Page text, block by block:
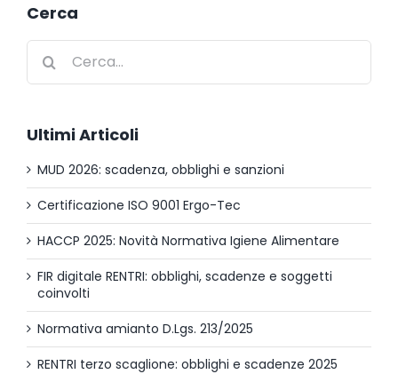
Cerca
Cerca
per:
Ultimi Articoli
MUD 2026: scadenza, obblighi e sanzioni
Certificazione ISO 9001 Ergo-Tec
HACCP 2025: Novità Normativa Igiene Alimentare
FIR digitale RENTRI: obblighi, scadenze e soggetti
coinvolti
Normativa amianto D.Lgs. 213/2025
RENTRI terzo scaglione: obblighi e scadenze 2025